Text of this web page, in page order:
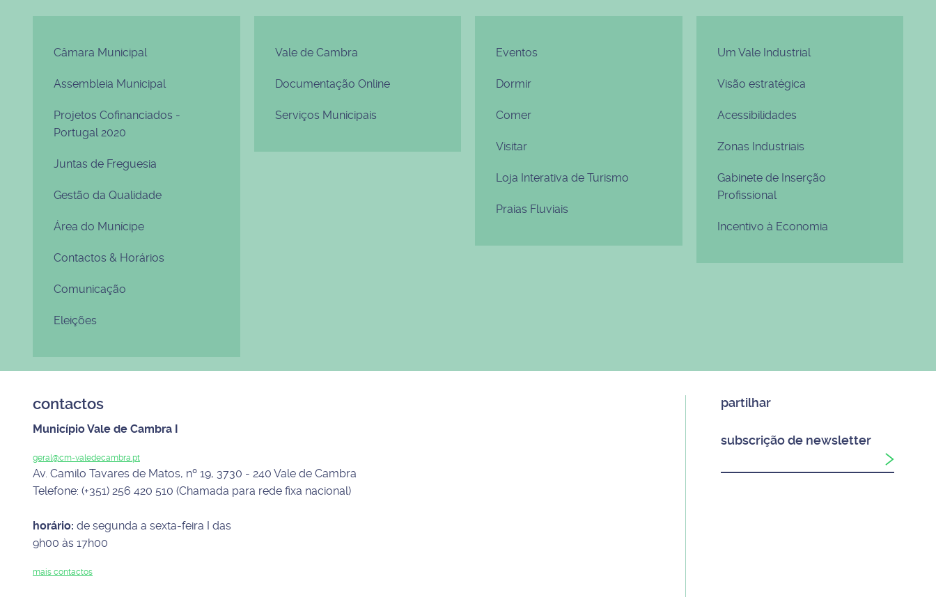
Câmara Municipal
Assembleia Municipal
Projetos Cofinanciados -
Portugal 2020
Juntas de Freguesia
Gestão da Qualidade
Área do Munícipe
Contactos & Horários
Comunicação
Eleições
Vale de Cambra
Documentação Online
Serviços Municipais
Eventos
Dormir
Comer
Visitar
Loja Interativa de Turismo
Praias Fluviais
Um Vale Industrial
Visão estratégica
Acessibilidades
Zonas Industriais
Gabinete de Inserção
Profissional
Incentivo à Economia
contactos
Município Vale de Cambra I
geral@cm-valedecambra.pt
Av. Camilo Tavares de Matos, nº 19, 3730 - 240 Vale de Cambra
Telefone: (+351) 256 420 510 (Chamada para rede fixa nacional)
horário: de segunda a sexta-feira I das
9h00 às 17h00
mais contactos
partilhar
subscrição de newsletter